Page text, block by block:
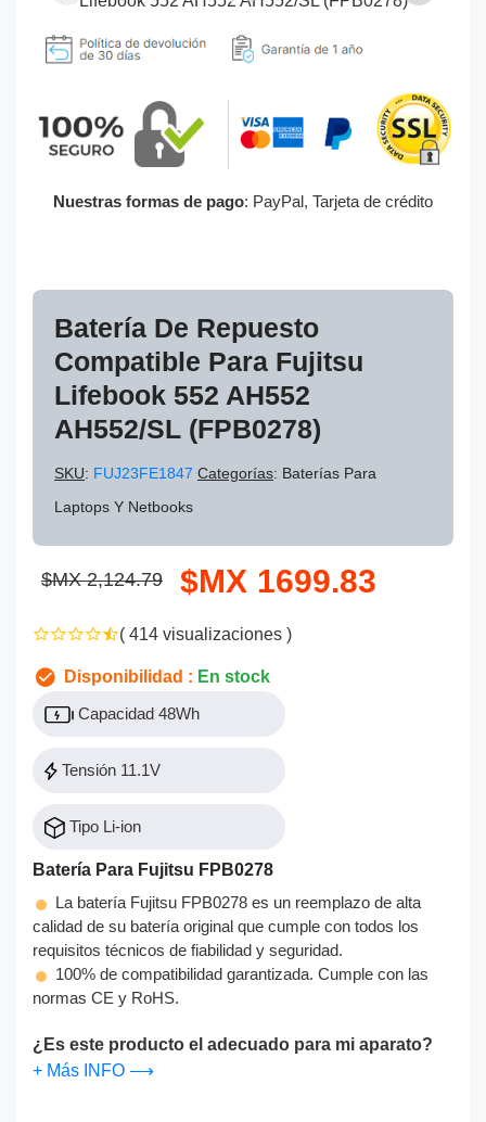
Nuestras formas de pago: PayPal, Tarjeta de crédito
Batería De Repuesto
Compatible Para Fujitsu
Lifebook 552 AH552
AH552/SL (FPB0278)
SKU: FUJ23FE1847 Categorías: Baterías Para
Laptops Y Netbooks
$MX 2,124.79 $MX 1699.83
( 414 visualizaciones )
Disponibilidad : En stock
Capacidad 48Wh
Tensión 11.1V
Tipo Li-ion
Batería Para Fujitsu FPB0278
La batería Fujitsu FPB0278 es un reemplazo de alta
calidad de su batería original que cumple con todos los
requisitos técnicos de fiabilidad y seguridad.
100% de compatibilidad garantizada. Cumple con las
normas CE y RoHS.
¿Es este producto el adecuado para mi aparato?
+ Más INFO ⟶